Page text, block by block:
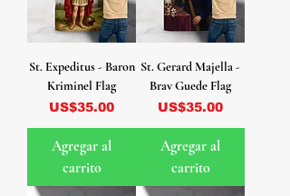
St. Expeditus - Baron
Kriminel Flag
Precio
US$35.00
Agregar al
carrito
St. Gerard Majella -
Brav Guede Flag
Precio
US$35.00
Agregar al
carrito